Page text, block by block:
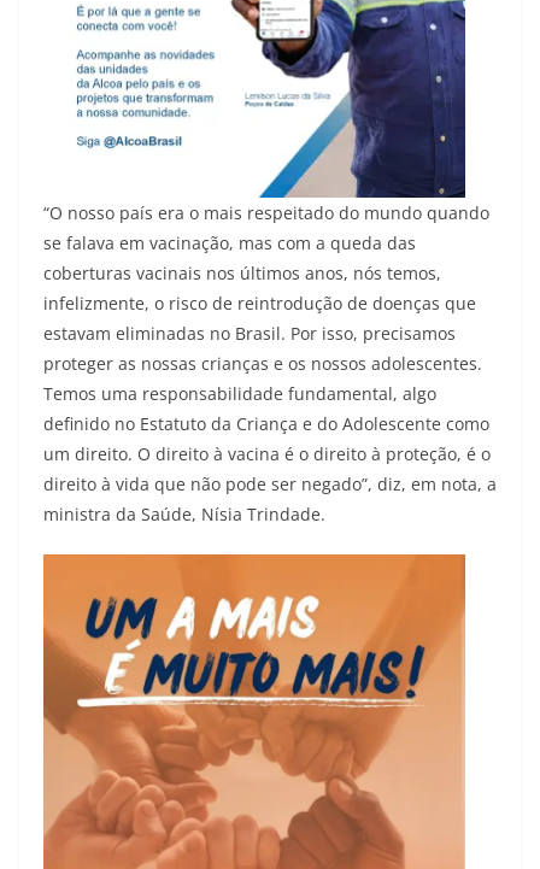
“O nosso país era o mais respeitado do mundo quando
se falava em vacinação, mas com a queda das
coberturas vacinais nos últimos anos, nós temos,
infelizmente, o risco de reintrodução de doenças que
estavam eliminadas no Brasil. Por isso, precisamos
proteger as nossas crianças e os nossos adolescentes.
Temos uma responsabilidade fundamental, algo
definido no Estatuto da Criança e do Adolescente como
um direito. O direito à vacina é o direito à proteção, é o
direito à vida que não pode ser negado”, diz, em nota, a
ministra da Saúde, Nísia Trindade.